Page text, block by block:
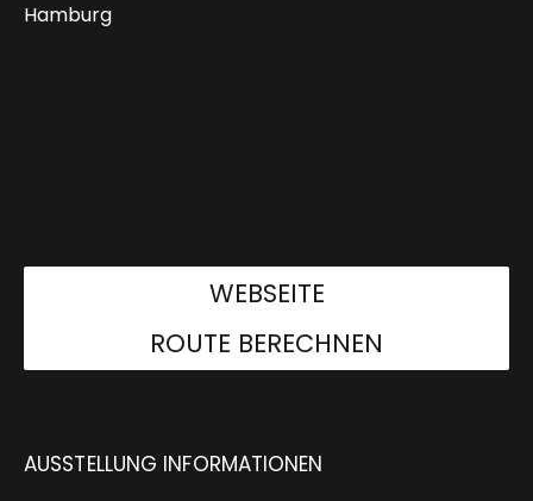
Hamburg
WEBSEITE
ROUTE BERECHNEN
AUSSTELLUNG INFORMATIONEN